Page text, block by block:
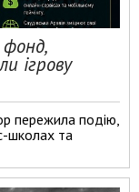
фонд,
ігрову
пережила подію,
школах та